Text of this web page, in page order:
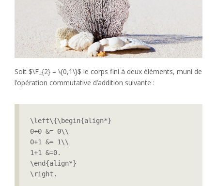
Soit $\F_{2} = \{0,1\}$ le corps fini à deux éléments, muni de
l’opération commutative d’addition suivante :
\left\{\begin{align*}
0+0 &= 0\\
0+1 &= 1\\
1+1 &=0.
\end{align*}
\right.